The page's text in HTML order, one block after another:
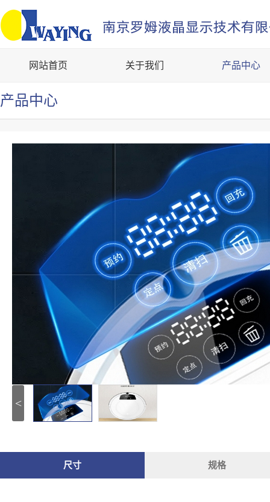
网站首页 关于我们 产品中心
产品中心
<
尺寸 规格